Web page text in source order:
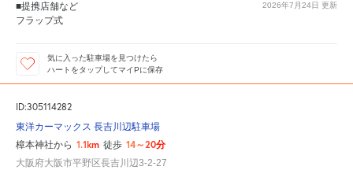
2026年7月24日 更新
■提携店舗など
フラップ式
気に入った駐車場を見つけたら
ハートをタップしてマイPに保存
ID:305114282
東洋カーマックス 長吉川辺駐車場
樟本神社から 1.1km 徒歩 14～20分
大阪府大阪市平野区長吉川辺3-2-27